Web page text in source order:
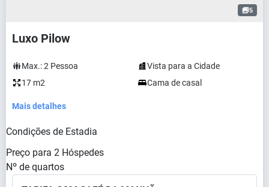
5
Luxo Pilow
Max.:2 Pessoa
Vista para a Cidade
17 m2
Cama de casal
Mais detalhes
Condições de Estadia
Preço para 2 Hóspedes
Nº de quartos